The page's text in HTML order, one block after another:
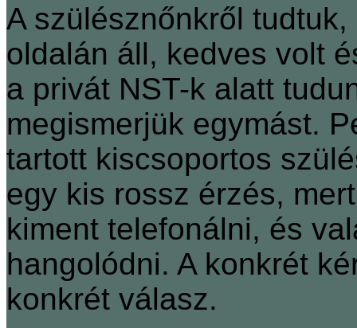
A szülésznőnkről
oldalán áll, kedves volt
a privát NST-k alatt
megismerjük egymást.
tartott kiscsoportos
egy kis rossz érzés,
kiment telefonálni, és
hangolódni. A konkrét
konkrét válasz.